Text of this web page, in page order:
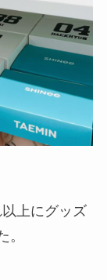
上にグッズ
。